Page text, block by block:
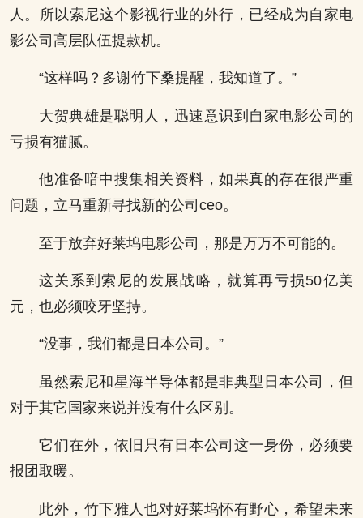
人。所以索尼这个影视行业的外行，已经成为自家电
影公司高层队伍提款机。
“这样吗？多谢竹下桑提醒，我知道了。”
大贺典雄是聪明人，迅速意识到自家电影公司的
亏损有猫腻。
他准备暗中搜集相关资料，如果真的存在很严重
问题，立马重新寻找新的公司ceo。
至于放弃好莱坞电影公司，那是万万不可能的。
这关系到索尼的发展战略，就算再亏损50亿美
元，也必须咬牙坚持。
“没事，我们都是日本公司。”
虽然索尼和星海半导体都是非典型日本公司，但
对于其它国家来说并没有什么区别。
它们在外，依旧只有日本公司这一身份，必须要
报团取暖。
此外，竹下雅人也对好莱坞怀有野心，希望未来